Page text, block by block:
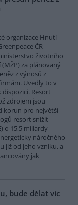
organizace Hnutí
ČR
životního
za plánovaný
z výnosů z
Uvedly to v
Resort
zdrojem jsou
korun pro největší
resort snížit
o 15,5 miliardy
náročného
již od jeho vzniku, a
jak
bude dělat víc